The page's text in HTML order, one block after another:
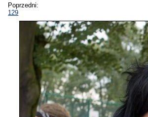
Poprzedni:
129